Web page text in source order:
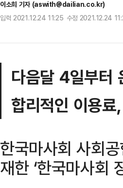
이소희 기자 (aswith@dailian.co.kr)
입력 2021.12.24 11:25 수정 2021.12.24
다음달 4일부터
합리적인 이용료
한국마사회 사회
재한 ‘한국마사회